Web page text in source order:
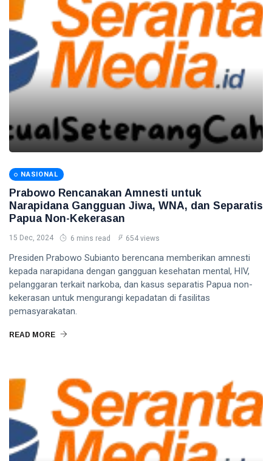
NASIONAL
Prabowo Rencanakan Amnesti untuk
Narapidana Gangguan Jiwa, WNA, dan Separatis
Papua Non-Kekerasan
15 Dec, 2024 6 mins read 654 views
Presiden Prabowo Subianto berencana memberikan amnesti
kepada narapidana dengan gangguan kesehatan mental, HIV,
pelanggaran terkait narkoba, dan kasus separatis Papua non-
kekerasan untuk mengurangi kepadatan di fasilitas
pemasyarakatan.
READ MORE